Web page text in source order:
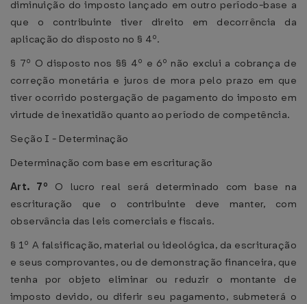
diminuição do imposto lançado em outro período-base a
que o contribuinte tiver direito em decorrência da
aplicação do disposto no § 4º.
§ 7º O disposto nos §§ 4º e 6º não exclui a cobrança de
correção monetária e juros de mora pelo prazo em que
tiver ocorrido postergação de pagamento do imposto em
virtude de inexatidão quanto ao período de competência.
Seção I - Determinação
Determinação com base em escrituração
Art. 7º O lucro real será determinado com base na
escrituração que o contribuinte deve manter, com
observância das leis comerciais e fiscais.
§ 1º A falsificação, material ou ideológica, da escrituração
e seus comprovantes, ou de demonstração financeira, que
tenha por objeto eliminar ou reduzir o montante de
imposto devido, ou diferir seu pagamento, submeterá o